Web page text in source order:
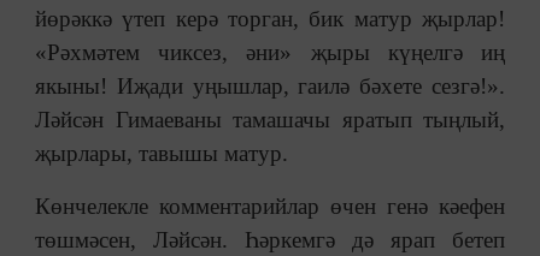
йөрәккә үтеп керә торган, бик матур җырлар!
«Рәхмәтем чиксез, әни» җыры күңелгә иң
якыны! Иҗади уңышлар, гаилә бәхете сезгә!».
Ләйсән Гимаеваны тамашачы яратып тыңлый,
җырлары, тавышы матур.
Көнчелекле комментарийлар өчен генә кәефен
төшмәсен, Ләйсән. Һәркемгә дә ярап бетеп